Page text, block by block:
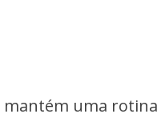
uma